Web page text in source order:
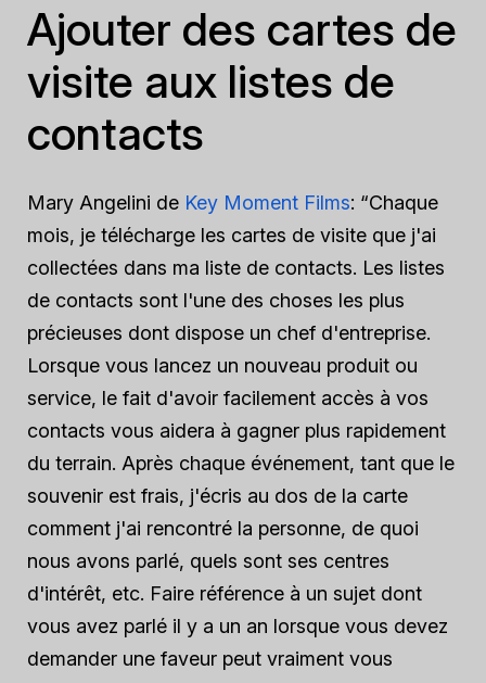
Ajouter des cartes de
visite aux listes de
contacts
Mary Angelini de Key Moment Films: “Chaque
mois, je télécharge les cartes de visite que j'ai
collectées dans ma liste de contacts. Les listes
de contacts sont l'une des choses les plus
précieuses dont dispose un chef d'entreprise.
Lorsque vous lancez un nouveau produit ou
service, le fait d'avoir facilement accès à vos
contacts vous aidera à gagner plus rapidement
du terrain. Après chaque événement, tant que le
souvenir est frais, j'écris au dos de la carte
comment j'ai rencontré la personne, de quoi
nous avons parlé, quels sont ses centres
d'intérêt, etc. Faire référence à un sujet dont
vous avez parlé il y a un an lorsque vous devez
demander une faveur peut vraiment vous